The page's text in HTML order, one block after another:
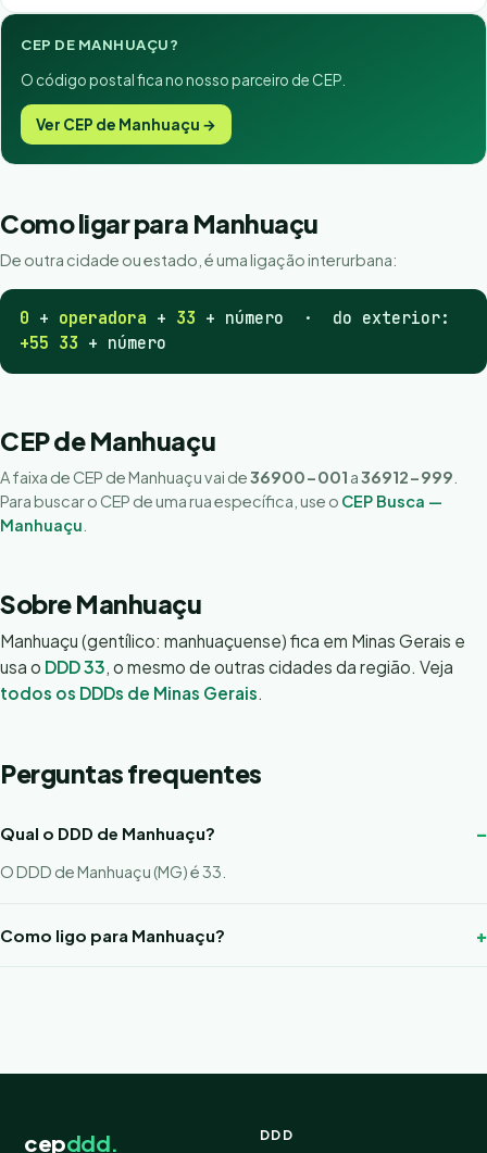
CEP DE MANHUAÇU?
O código postal fica no nosso parceiro de CEP.
Ver CEP de Manhuaçu →
Como ligar para Manhuaçu
De outra cidade ou estado, é uma ligação interurbana:
0 + operadora + 33 + número · do exterior:
+55 33 + número
CEP de Manhuaçu
A faixa de CEP de Manhuaçu vai de36900-001 a36912-999
Para buscar o CEP de uma rua específica, use o CEP Busca —
Manhuaçu
Sobre Manhuaçu
Manhuaçu (gentílico: manhuaçuense) fica em Minas Gerais e
usa o DDD 33, o mesmo de outras cidades da região. Veja
todos os DDDs de Minas Gerais.
Perguntas frequentes
Qual o DDD de Manhuaçu?
O DDD de Manhuaçu (MG) é 33.
Como ligo para Manhuaçu?
cepddd. DDD